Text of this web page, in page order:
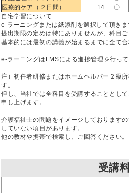
医療的ケア（２日間）
14 〇
自宅学習について
e-ラーニングまたは紙添削を選択して頂きま
提出期限の定めは特にありませんが、科目
基本的には最初の講義が始まるまでに全て
e-ラーニングはLMSによる進捗管理を行って
注）初任者研修またはホームヘルパー２級
す。
但し、当社では全科目を受講することとし
申し上げます。
介護福祉士の問題をイメージしております
していない項目があります。
他の教材や携帯で検索し、ご回答ください。
受講